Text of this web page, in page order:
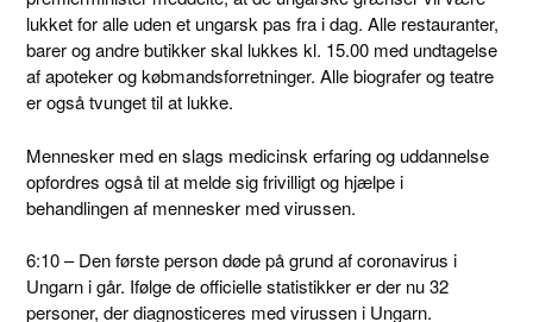
lukket for alle uden et ungarsk pas fra i dag. Alle restauranter,
barer og andre butikker skal lukkes kl. 15.00 med undtagelse
af apoteker og købmandsforretninger. Alle biografer og teatre
er også tvunget til at lukke.
Mennesker med en slags medicinsk erfaring og uddannelse
opfordres også til at melde sig frivilligt og hjælpe i
behandlingen af ​​mennesker med virussen.
6:10 – Den første person døde på grund af coronavirus i
Ungarn i går. Ifølge de officielle statistikker er der nu 32
personer, der diagnosticeres med virussen i Ungarn.